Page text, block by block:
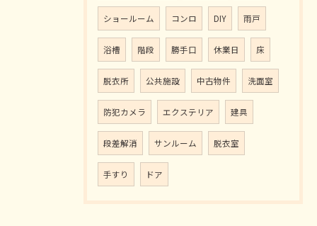
ショールーム コンロ DIY 雨戸
浴槽 階段 勝手口 休業日 床
脱衣所 公共施設 中古物件 洗面室
防犯カメラ エクステリア 建具
段差解消 サンルーム 脱衣室
手すり ドア